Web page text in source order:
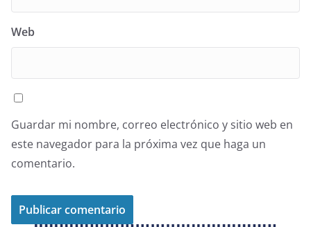
Web
Guardar mi nombre, correo electrónico y sitio web en
este navegador para la próxima vez que haga un
comentario.